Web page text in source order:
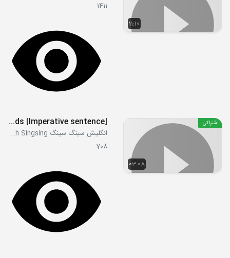
11:10
1411
03:08
اشتراکی [Imperative sentence] Wash your hands
انگلیش سینگ سینگ English Singsing
708